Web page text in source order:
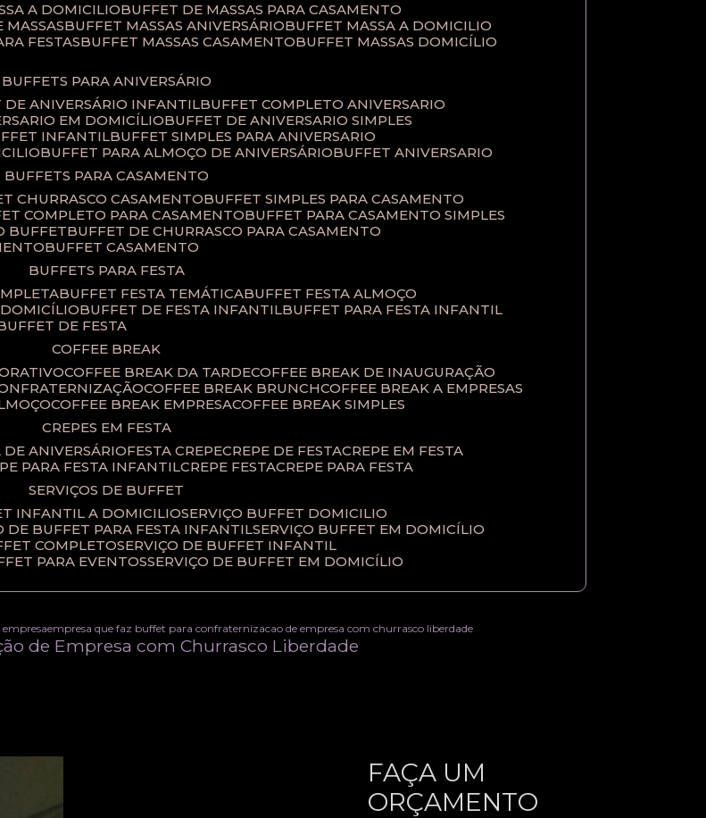
A DOMICILIO
BUFFET DE MASSAS PARA CASAMENTO
MASSAS BUFFET MASSAS ANIVERSÁRIO
BUFFET MASSA A DOMICILIO
FESTAS BUFFET MASSAS CASAMENTO
BUFFET MASSAS DOMICÍLIO
BUFFETS PARA ANIVERSÁRIO
DE ANIVERSÁRIO INFANTIL
BUFFET COMPLETO ANIVERSARIO
EM DOMICÍLIO
BUFFET DE ANIVERSARIO SIMPLES
INFANTIL
BUFFET SIMPLES PARA ANIVERSARIO
BUFFET PARA ALMOÇO DE ANIVERSÁRIO
BUFFET ANIVERSARIO
BUFFETS PARA CASAMENTO
CHURRASCO CASAMENTO
BUFFET SIMPLES PARA CASAMENTO
COMPLETO PARA CASAMENTO
BUFFET PARA CASAMENTO SIMPLES
BUFFET
BUFFET DE CHURRASCO PARA CASAMENTO
BUFFET CASAMENTO
BUFFETS PARA FESTA
BUFFET FESTA TEMÁTICA
BUFFET FESTA ALMOÇO
DOMICÍLIO BUFFET DE FESTA INFANTIL
BUFFET PARA FESTA INFANTIL
BUFFET DE FESTA
COFFEE BREAK
COFFEE BREAK DA TARDE COFFEE BREAK DE INAUGURAÇÃO
COFFEE BREAK BRUNCH COFFEE BREAK A EMPRESAS
COFFEE BREAK EMPRESA COFFEE BREAK SIMPLES
CREPES EM FESTA
DE ANIVERSÁRIO FESTA CREPE CREPE DE FESTA
CREPE EM FESTA
PARA FESTA INFANTIL CREPE FESTA
CREPE PARA FESTA
SERVIÇOS DE BUFFET
INFANTIL A DOMICILIO SERVIÇO BUFFET DOMICILIO
DE BUFFET PARA FESTA INFANTIL SERVIÇO BUFFET EM DOMICÍLIO
COMPLETO SERVIÇO DE BUFFET INFANTIL
PARA EVENTOS SERVIÇO DE BUFFET EM DOMICÍLIO
empresa que faz buffet para confraternizacao de empresa com churrasco liberdade
de Empresa com Churrasco Liberdade
FAÇA UM
ORÇAMENTO